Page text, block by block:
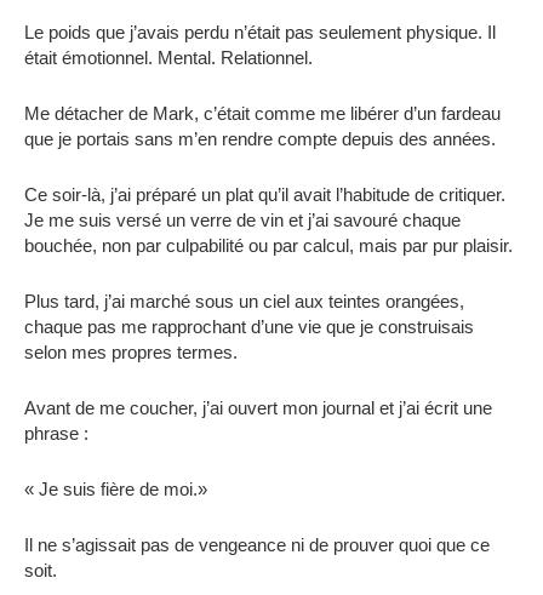
Le poids que j’avais perdu n’était pas seulement physique. Il
était émotionnel. Mental. Relationnel.
Me détacher de Mark, c’était comme me libérer d’un fardeau
que je portais sans m’en rendre compte depuis des années.
Ce soir-là, j’ai préparé un plat qu’il avait l’habitude de critiquer.
Je me suis versé un verre de vin et j’ai savouré chaque
bouchée, non par culpabilité ou par calcul, mais par pur plaisir.
Plus tard, j’ai marché sous un ciel aux teintes orangées,
chaque pas me rapprochant d’une vie que je construisais
selon mes propres termes.
Avant de me coucher, j’ai ouvert mon journal et j’ai écrit une
phrase :
« Je suis fière de moi.»
Il ne s’agissait pas de vengeance ni de prouver quoi que ce
soit.